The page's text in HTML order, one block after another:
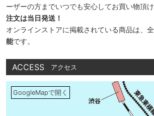
ーザーの方までいつでも安心してお買い物頂け
注文は当日発送！
オンラインストアに掲載されている商品は、
能です。
ACCESS アクセス
GoogleMapで開く